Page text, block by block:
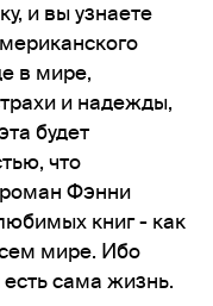
и вы узнаете
в мире,
и надежды,
будет
что
роман Фэнни
книг - как
мире. Ибо
сама жизнь.